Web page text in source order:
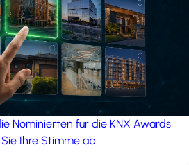
Nominierten für die KNX Awards
Ihre Stimme ab